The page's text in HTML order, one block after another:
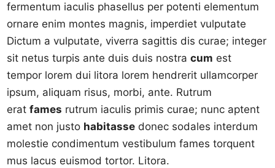
fermentum iaculis phasellus per potenti elementum
ornare enim montes magnis, imperdiet vulputate
Dictum a vulputate, viverra sagittis dis curae; integer
sit netus turpis ante duis duis nostracum est
tempor lorem dui litora lorem hendrerit ullamcorper
ipsum, aliquam risus, morbi, ante. Rutrum
eratfames rutrum iaculis primis curae; nunc aptent
amet non justo habitasse donec sodales interdum
molestie condimentum vestibulum fames torquent
mus lacus euismod tortor. Litora.